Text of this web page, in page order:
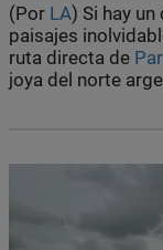
(Por LA) Si hay
paisajes
ruta directa de
joya del norte